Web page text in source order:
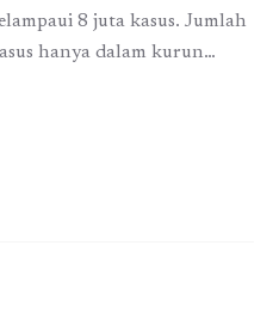
8 juta kasus. Jumlah
hanya dalam kurun
akibat coronda di AS